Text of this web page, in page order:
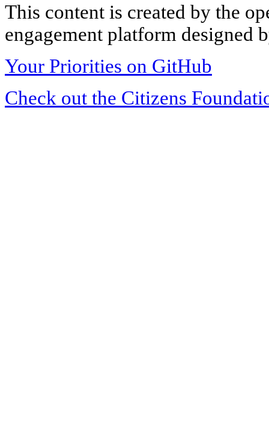
This content is created by the
engagement platform designed
Your Priorities on GitHub
Check out the Citizens